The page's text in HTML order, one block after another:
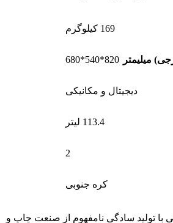
میلیمتر
دیجیتال و مکانیکی
2
کره جنوبی
با تولید سادگی نامفهوم از صنعت چاپ و